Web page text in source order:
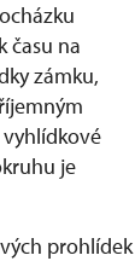
času na
zámku,
je
prohlídek